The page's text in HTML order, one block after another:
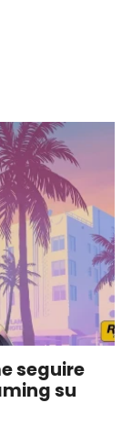
seguire
su